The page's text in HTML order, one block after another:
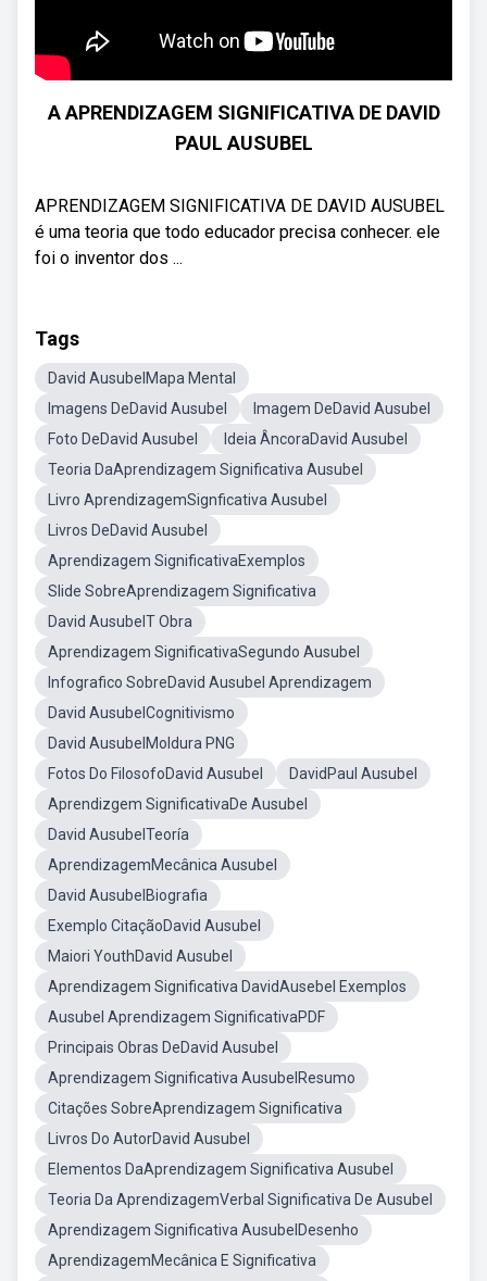
A APRENDIZAGEM SIGNIFICATIVA DE DAVID
PAUL AUSUBEL
APRENDIZAGEM SIGNIFICATIVA DE DAVID AUSUBEL
é uma teoria que todo educador precisa conhecer. ele
foi o inventor dos ...
Tags
David AusubelMapa Mental
Imagens DeDavid Ausubel
Imagem DeDavid Ausubel
Foto DeDavid Ausubel
Ideia ÂncoraDavid Ausubel
Teoria DaAprendizagem Significativa Ausubel
Livro AprendizagemSignficativa Ausubel
Livros DeDavid Ausubel
Aprendizagem SignificativaExemplos
Slide SobreAprendizagem Significativa
David AusubelT Obra
Aprendizagem SignificativaSegundo Ausubel
Infografico SobreDavid Ausubel Aprendizagem
David AusubelCognitivismo
David AusubelMoldura PNG
Fotos Do FilosofoDavid Ausubel
DavidPaul Ausubel
Aprendizgem SignificativaDe Ausubel
David AusubelTeoría
AprendizagemMecânica Ausubel
David AusubelBiografia
Exemplo CitaçãoDavid Ausubel
Maiori YouthDavid Ausubel
Aprendizagem Significativa DavidAusebel Exemplos
Ausubel Aprendizagem SignificativaPDF
Principais Obras DeDavid Ausubel
Aprendizagem Significativa AusubelResumo
Citações SobreAprendizagem Significativa
Livros Do AutorDavid Ausubel
Elementos DaAprendizagem Significativa Ausubel
Teoria Da AprendizagemVerbal Significativa De Ausubel
Aprendizagem Significativa AusubelDesenho
AprendizagemMecânica E Significativa